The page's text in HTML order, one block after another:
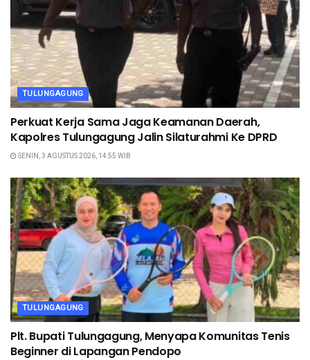
TULUNGAGUNG
Perkuat Kerja Sama Jaga Keamanan Daerah,
Kapolres Tulungagung Jalin Silaturahmi Ke DPRD
SENIN, 3 AGUSTUS 2026, 14:55 WIB
TULUNGAGUNG
Plt. Bupati Tulungagung, Menyapa Komunitas Tenis
Beginner di Lapangan Pendopo